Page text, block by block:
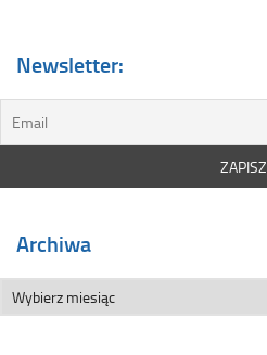
Newsletter:
Archiwa